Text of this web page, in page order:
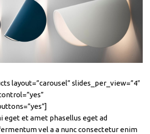
layout=”carousel” slides_per_view=”4″
eget et amet phasellus eget ad
vel a a nunc consectetur enim